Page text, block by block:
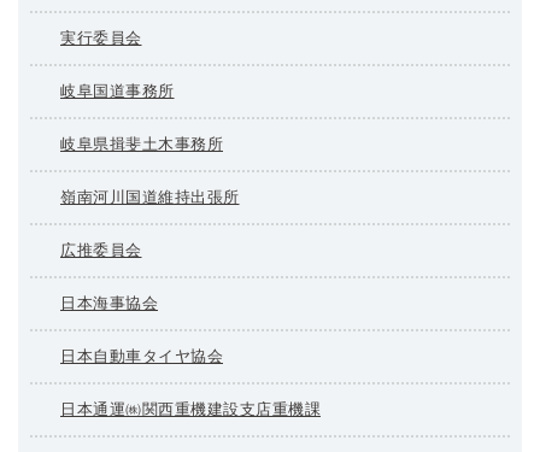
実行委員会
岐阜国道事務所
岐阜県揖斐土木事務所
嶺南河川国道維持出張所
広推委員会
日本海事協会
日本自動車タイヤ協会
日本通運㈱関西重機建設支店重機課